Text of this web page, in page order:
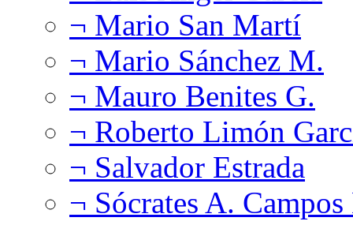
¬ Mario San Martí
¬ Mario Sánchez M.
¬ Mauro Benites G.
¬ Roberto Limón
¬ Salvador Estrada
¬ Sócrates A.